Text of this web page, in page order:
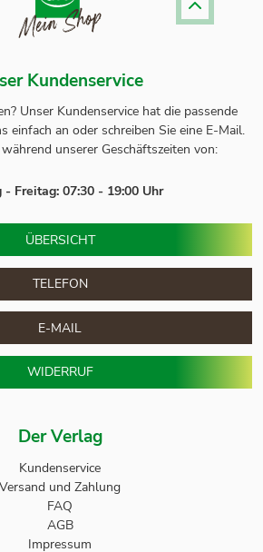
Der Verlag
Kundenservice
Versand und Zahlung
FAQ
AGB
Impressum
Kundenservice
Unser Kundenservice hat die passende
einfach an oder schreiben Sie eine E-Mail.
unserer Geschäftszeiten von:
- Freitag: 07:30 - 19:00 Uhr
ÜBERSICHT
TELEFON
E-MAIL
WIDERRUF